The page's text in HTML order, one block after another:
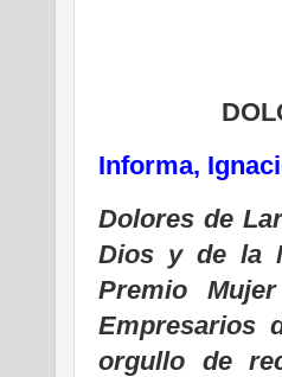
Informa,
Dolores de
Dios y de la
Premio
Empresarios
orgullo de